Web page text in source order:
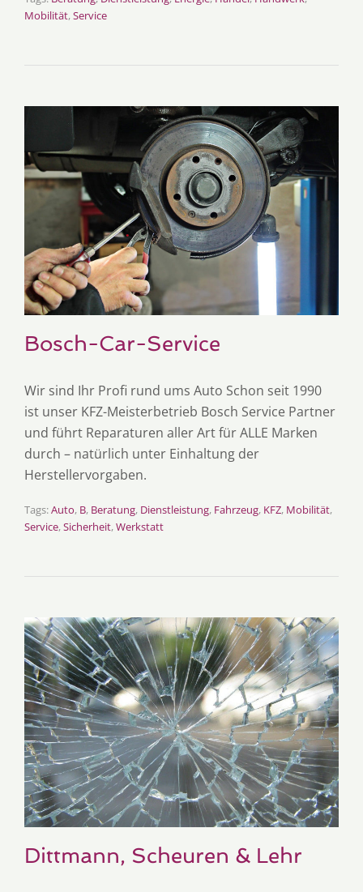
Mobilität,Service
Bosch-Car-Service
Wir sind Ihr Profi rund ums Auto Schon seit 1990
ist unser KFZ-Meisterbetrieb Bosch Service Partner
und führt Reparaturen aller Art für ALLE Marken
durch – natürlich unter Einhaltung der
Herstellervorgaben.
Tags:Auto, B, Beratung, Dienstleistung, Fahrzeug, KFZ, Mobilität,
Service,Sicherheit,Werkstatt
Dittmann, Scheuren & Lehr